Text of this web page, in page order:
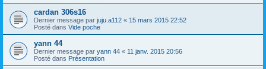
cardan 306s16
Dernier message par juju.a112 « 15 mars 2015 22:52
Posté dans Vide poche
yann 44
Dernier message par yann 44 « 11 janv. 2015 20:56
Posté dans Présentation